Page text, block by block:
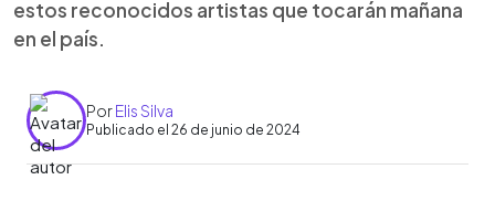
estos reconocidos artistas que tocarán mañana
en el país.
PorElis Silva
Publicado el 26 de junio de 2024